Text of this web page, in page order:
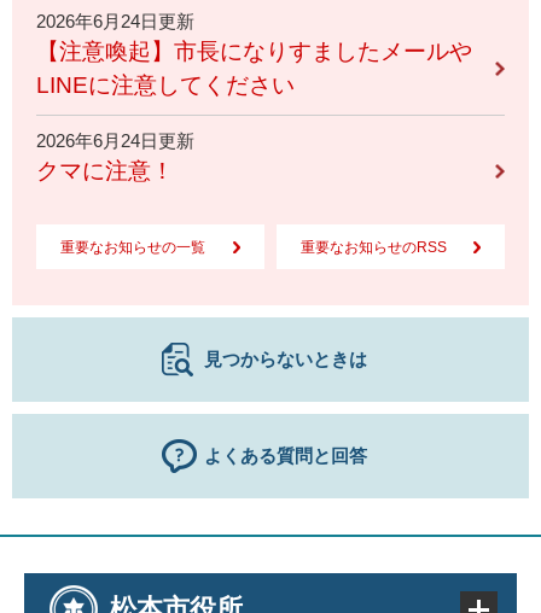
2026年6月24日更新
【注意喚起】市長になりすましたメールや
LINEに注意してください
2026年6月24日更新
クマに注意！
重要なお知らせの一覧 重要なお知らせのRSS
見つからないときは
よくある質問と回答